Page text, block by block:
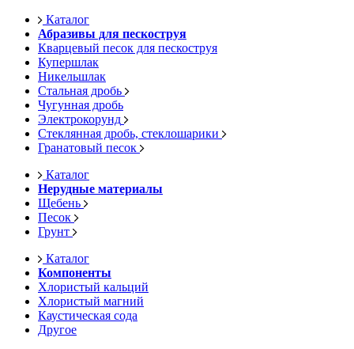
Каталог
Абразивы для пескоструя
Кварцевый песок для пескоструя
Купершлак
Никельшлак
Стальная дробь
Чугунная дробь
Электрокорунд
Стеклянная дробь, стеклошарики
Гранатовый песок
Каталог
Нерудные материалы
Щебень
Песок
Грунт
Каталог
Компоненты
Хлористый кальций
Хлористый магний
Каустическая сода
Другое